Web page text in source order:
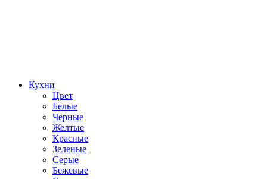
Кухни
Цвет
Белые
Черные
Желтые
Красные
Зеленые
Серые
Бежевые